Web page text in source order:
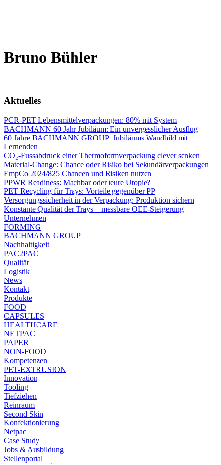
Bruno Bühler
Aktuelles
PCR-PET Lebensmittelverpackungen: 80% mit System
BACHMANN 60 Jahr Jubiläum: Ein unvergesslicher Ausflug
60 Jahre BACHMANN GROUP: Jubiläums Wandbild mit
Lernenden
CO₂-Fussabdruck einer Thermoformverpackung clever senken
Material-Change: Chance oder Risiko bei Sekundärverpackungen
EmpCo 2024/825 Chancen und Risiken nutzen
PPWR Readiness: Machbar oder teure Utopie?
PET Recycling für Trays: Vorteile gegenüber PP
Versorgungssicherheit in der Verpackung: Produktion sichern
Konstante Qualität der Trays – messbare OEE-Steigerung
Unternehmen
FORMING
BACHMANN GROUP
Nachhaltigkeit
PAC2PAC
Qualität
Logistik
News
Kontakt
Produkte
FOOD
CAPSULES
HEALTHCARE
NETPAC
PAPER
NON-FOOD
Kompetenzen
PET-EXTRUSION
Innovation
Tooling
Tiefziehen
Reinraum
Second Skin
Konfektionierung
Netpac
Case Study
Jobs & Ausbildung
Stellenportal